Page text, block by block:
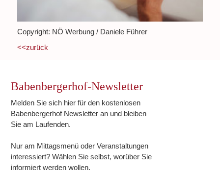
Copyright: NÖ Werbung / Daniele Führer
<<zurück
Babenbergerhof-Newsletter
Melden Sie sich hier für den kostenlosen
Babenbergerhof Newsletter an und bleiben
Sie am Laufenden.
Nur am Mittagsmenü oder Veranstaltungen
interessiert? Wählen Sie selbst, worüber Sie
informiert werden wollen.